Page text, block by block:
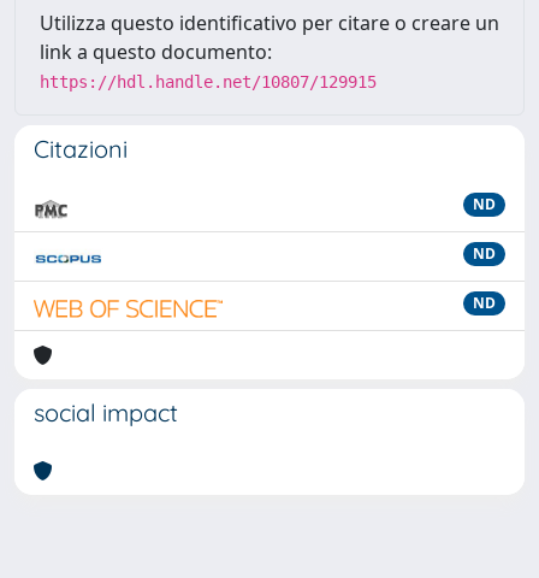
Utilizza questo identificativo per citare o creare un
link a questo documento:
https://hdl.handle.net/10807/129915
Citazioni
ND
ND
ND
social impact